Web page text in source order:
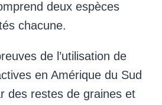
deux espèces
chacune.
de l’utilisation de
en Amérique du Sud
des restes de graines et